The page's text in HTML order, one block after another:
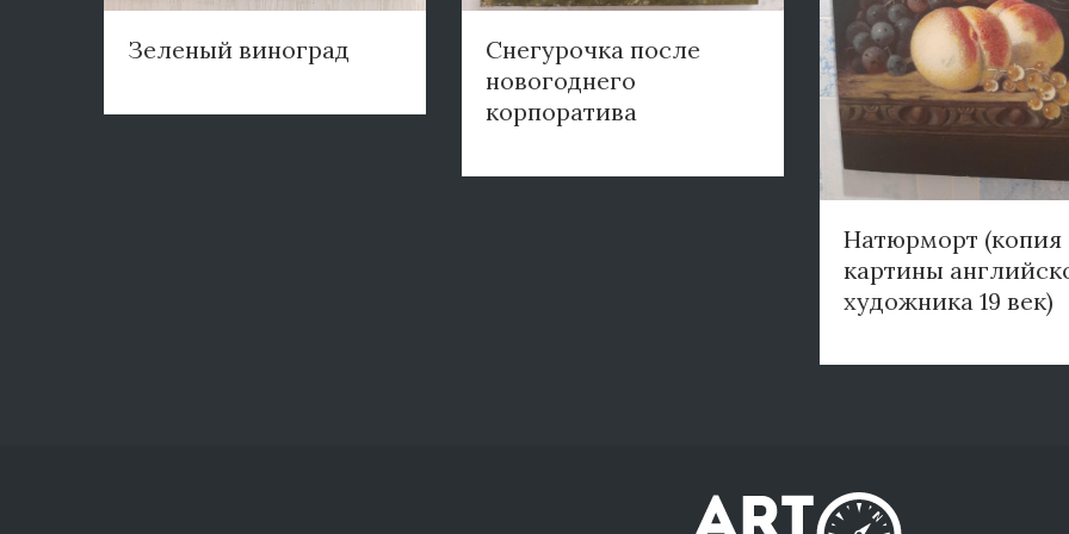
Зеленый виноград
Снегурочка после
новогоднего
корпоратива
Натюрморт (копия
картины
художника 19 век)